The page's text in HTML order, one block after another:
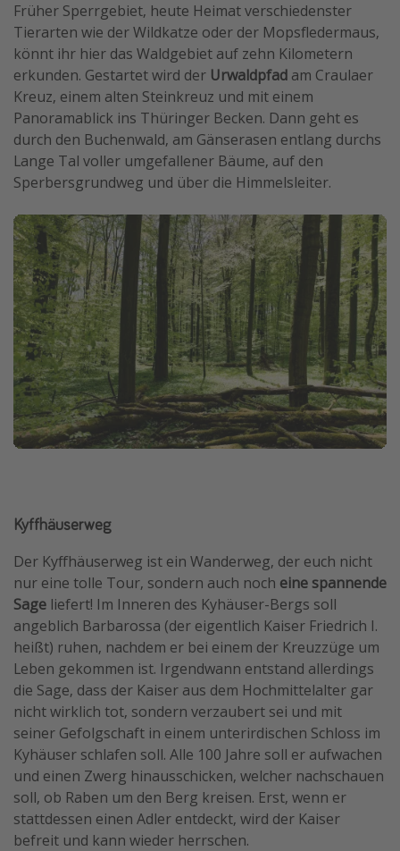
Früher Sperrgebiet, heute Heimat verschiedenster
Tierarten wie der Wildkatze oder der Mopsfledermaus,
könnt ihr hier das Waldgebiet auf zehn Kilometern
erkunden. Gestartet wird der Urwaldpfad am Craulaer
Kreuz, einem alten Steinkreuz und mit einem
Panoramablick ins Thüringer Becken. Dann geht es
durch den Buchenwald, am Gänserasen entlang durchs
Lange Tal voller umgefallener Bäume, auf den
Sperbersgrundweg und über die Himmelsleiter.
Kyffhäuserweg
Der Kyffhäuserweg ist ein Wanderweg, der euch nicht
nur eine tolle Tour, sondern auch noch eine spannende
Sage liefert! Im Inneren des Kyhäuser-Bergs soll
angeblich Barbarossa (der eigentlich Kaiser Friedrich I.
heißt) ruhen, nachdem er bei einem der Kreuzzüge um
Leben gekommen ist. Irgendwann entstand allerdings
die Sage, dass der Kaiser aus dem Hochmittelalter gar
nicht wirklich tot, sondern verzaubert sei und mit
seiner Gefolgschaft in einem unterirdischen Schloss im
Kyhäuser schlafen soll. Alle 100 Jahre soll er aufwachen
und einen Zwerg hinausschicken, welcher nachschauen
soll, ob Raben um den Berg kreisen. Erst, wenn er
stattdessen einen Adler entdeckt, wird der Kaiser
befreit und kann wieder herrschen.